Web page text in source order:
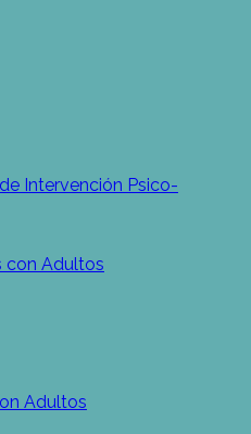
Intervención Psico-
Adultos